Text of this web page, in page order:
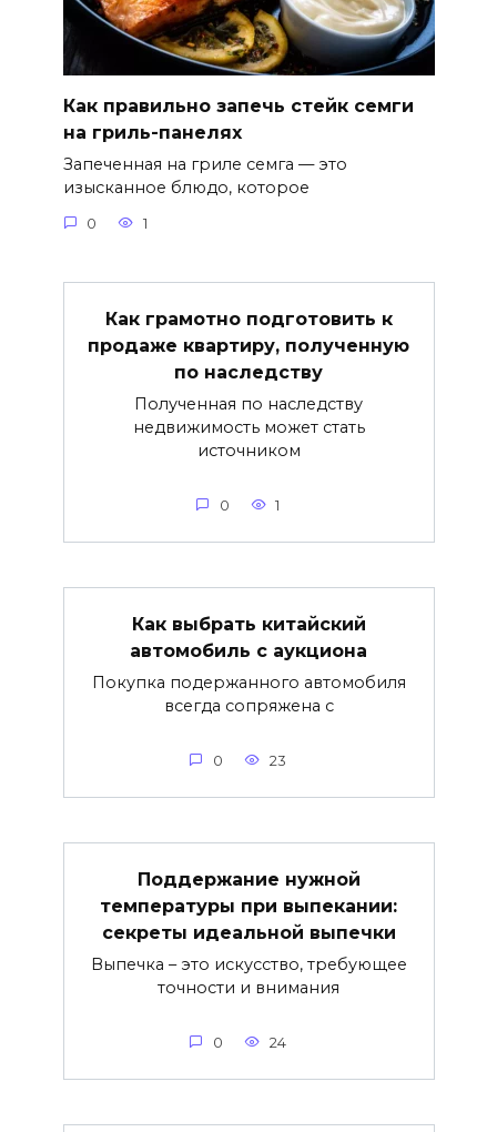
Как правильно запечь стейк семги
на гриль-панелях
Запеченная на гриле семга — это
изысканное блюдо, которое
0 1
Как грамотно подготовить к
продаже квартиру, полученную
по наследству
Полученная по наследству
недвижимость может стать
источником
0 1
Как выбрать китайский
автомобиль с аукциона
Покупка подержанного автомобиля
всегда сопряжена с
0 23
Поддержание нужной
температуры при выпекании:
секреты идеальной выпечки
Выпечка – это искусство, требующее
точности и внимания
0 24